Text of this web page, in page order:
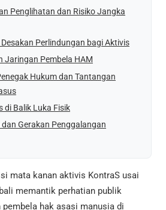
Penglihatan dan Risiko Jangka
Perlindungan bagi Aktivis
Jaringan Pembela HAM
Hukum dan Tantangan
di Balik Luka Fisik
Gerakan Penggalangan
mata kanan aktivis KontraS usai
memantik perhatian publik
hak asasi manusia di